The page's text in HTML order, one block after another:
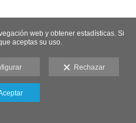
web y obtener estadísticas. Si
aceptas su uso.
Rechazar